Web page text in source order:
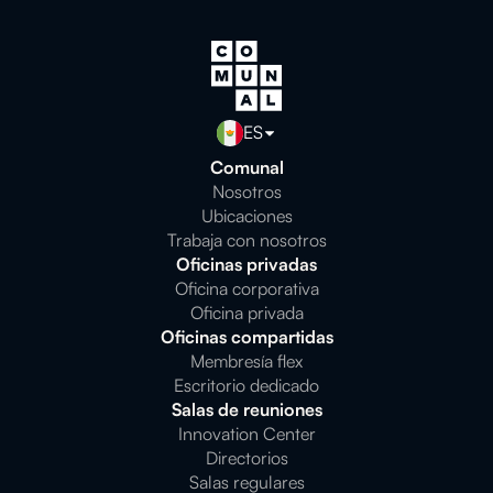
ES
Comunal
Nosotros
Ubicaciones
Trabaja con nosotros
Oficinas privadas
Oficina corporativa
Oficina privada
Oficinas compartidas
Membresía flex
Escritorio dedicado
Salas de reuniones
Innovation Center
Directorios
Salas regulares